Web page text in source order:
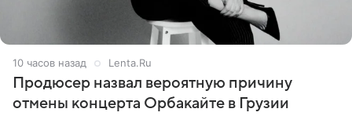
10 часов назад Lenta.Ru
Продюсер назвал вероятную причину
отмены концерта Орбакайте в Грузии